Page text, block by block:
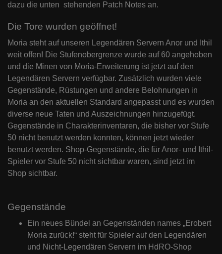
dazu die unten stehenden Patch Notes an.
Die Tore wurden geöffnet!
Moria steht auf unseren Legendären Servern Anor und Ithil
weit offen! Die Stufenobergrenze wurde auf 60 angehoben
und die Minen von Moria-Erweiterung ist jetzt auf den
Legendären Servern verfügbar. Zusätzlich wurden viele
Gegenstände, Rüstungen und andere Belohnungen in
Moria an den aktuellen Standard angepasst und es wurden
diverse neue Taten und Auszeichnungen hinzugefügt.
Gegenstände in Charakterinventaren, die bisher vor Stufe
50 nicht benutzt werden konnten, können jetzt wieder
benutzt werden. Shop-Gegenstände, die für Anor- und Ithil-
Spieler vor Stufe 50 nicht sichtbar waren, sind jetzt im
Shop sichtbar.
Gegenstände
Ein neues Bündel an Gegenständen names „Erobert
Moria zurück!“ steht für Spieler auf den Legendären
und Nicht-Legendären Servern im HdRO-Shop